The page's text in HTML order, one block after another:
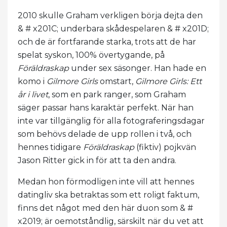
2010 skulle Graham verkligen börja dejta den
& # x201C; underbara skådespelaren & # x201D;
och de är fortfarande starka, trots att de har
spelat syskon, 100% övertygande, på
Föräldraskapunder sex säsonger. Han hade en
komo i Gilmore Girlsomstart, Gilmore Girls: Ett
år i livet, som en park ranger, som Graham
säger passar hans karaktär perfekt. När han
inte var tillgänglig för alla fotograferingsdagar
som behövs delade de upp rollen i två, och
hennes tidigare Föräldraskap(fiktiv) pojkvän
Jason Ritter gick in för att ta den andra.
Medan hon förmodligen inte vill att hennes
datingliv ska betraktas som ett roligt faktum,
finns det något med den här duon som & #
x2019; är oemotståndlig, särskilt när du vet att